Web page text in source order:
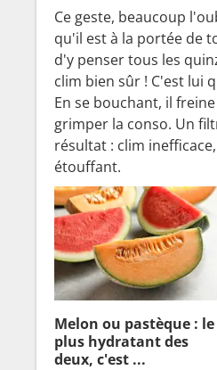
"
Ce geste, beaucoup
qu'il est à la portée de
d'y penser tous les
clim bien sûr ! C'est lui
En se bouchant, il
grimper la conso. Un
résultat : clim
étouffant.
Melon ou pastèque : le
plus hydratant des
deux, c'est ...